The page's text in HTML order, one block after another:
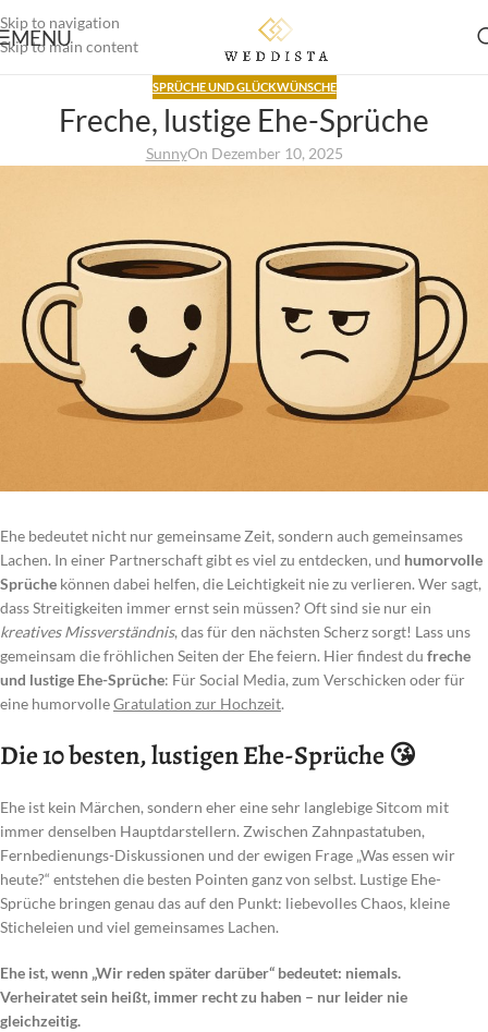
Skip to navigation
Skip to main content
MENU
SPRÜCHE UND GLÜCKWÜNSCHE
Freche, lustige Ehe-Sprüche
SunnyOn Dezember 10, 2025
Ehe bedeutet nicht nur gemeinsame Zeit, sondern auch gemeinsames
Lachen. In einer Partnerschaft gibt es viel zu entdecken, und humorvolle
Sprüche können dabei helfen, die Leichtigkeit nie zu verlieren. Wer sagt,
dass Streitigkeiten immer ernst sein müssen? Oft sind sie nur ein
kreatives Missverständnis, das für den nächsten Scherz sorgt! Lass uns
gemeinsam die fröhlichen Seiten der Ehe feiern. Hier findest du freche
und lustige Ehe-Sprüche: Für Social Media, zum Verschicken oder für
eine humorvolleGratulation zur Hochzeit.
Die 10 besten, lustigen Ehe-Sprüche 😘
Ehe ist kein Märchen, sondern eher eine sehr langlebige Sitcom mit
immer denselben Hauptdarstellern. Zwischen Zahnpastatuben,
Fernbedienungs-Diskussionen und der ewigen Frage „Was essen wir
heute?“ entstehen die besten Pointen ganz von selbst. Lustige Ehe-
Sprüche bringen genau das auf den Punkt: liebevolles Chaos, kleine
Sticheleien und viel gemeinsames Lachen.
Ehe ist, wenn „Wir reden später darüber“ bedeutet: niemals.
Verheiratet sein heißt, immer recht zu haben – nur leider nie
gleichzeitig.